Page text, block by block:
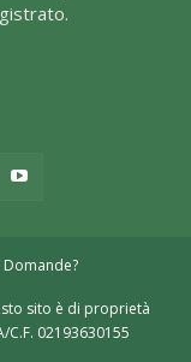
Domande?
sito è di proprietà
02193630155